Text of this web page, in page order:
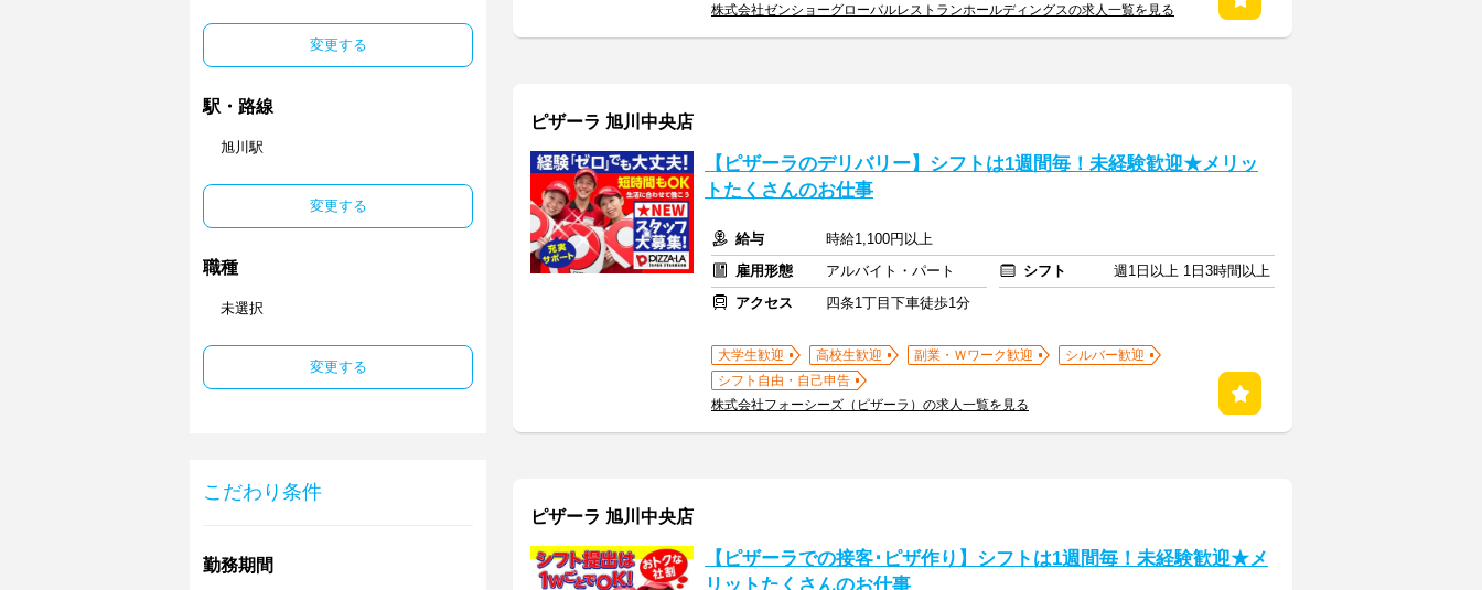
変更する
駅・路線
旭川駅
変更する
職種
未選択
変更する
こだわり条件
勤務期間
株式会社ゼンショーグローバルレストランホールディングスの求人一覧を見る
ピザーラ 旭川中央店
【ピザーラのデリバリー】シフトは1週間毎！未経験歓迎★メリッ
トたくさんのお仕事
給与
時給1,100円以上
雇用形態
アルバイト・パート シフト
週1日以上 1日3時間以上
アクセス
四条1丁目下車徒歩1分
大学生歓迎 高校生歓迎 副業・Ｗワーク歓迎
シルバー歓迎
シフト自由・自己申告
株式会社フォーシーズ（ピザーラ）の求人一覧を見る
ピザーラ 旭川中央店
【ピザーラでの接客･ピザ作り】シフトは1週間毎！未経験歓迎★メ
リットたくさんのお仕事